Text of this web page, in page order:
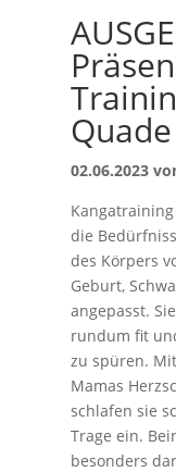
Quade
02.06.2023
die
des Körpers
Geburt,
angepasst.
rundum fit
zu spüren.
Mamas
schlafen sie
Trage ein.
besonders